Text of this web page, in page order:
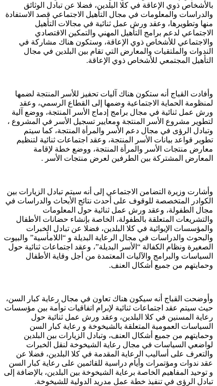
بالأشخاص ذوي الإعاقة في كلا البلدين، فضلا عن تبادل الوثائق
والدراسات والمعلومات في مجال التأهيل الاجتماعي قصد الاستفادة
منها وتطويرها، وعقد ورش عمل ثنائية في مجالات التأهيل
الاجتماعي لدعم برامج التأهيل المهني والتمكين الاقتصادي
والاجتماعي للأشخاص ذوي الإعاقة، وستكون هناك مشاركة في
الندوات والملتقيات والمعارض التي تقام بين البلدين في مجال
التأهيل المجتمعي للأشخاص ذوي الإعاقة.
وأفادت القباج أنه ستكون هناك آليات تحفيز للأسر المنتجة لضمها
لمنظومة الحماية الاجتماعية وضمها إلى القطاع الرسمي، وعقد
ورش عمل ثنائية في مجال برامج إدماج الأسر المنتجة، ووضع آلية
لتطوير مشروع الأسر المنتجة ومعايير تسجيل الأسر في المشروع ،
وتبادل الرؤى في مجال دعم الأسر والمرأة المنتجة، كما سيتم
تطوير قواعد بيانات الأسر المنتجة، وعقد اجتماعات ثنائية لتنظيم
معارض منتجات الأسر والمرأة المنتجة، ووضع خطة لإقامة
المعارض المشتركة بين الطرفين لعرض منتجات الأسر .
وأشارت وزيرة التضامن الاجتماعي إلى أنه سيتم تبادل الزيارات بين
الكوادر المتخصصة للوقوف على أحدث نتائج الأبحاث والدراسات في
مجال الطفولة، وعقد ورش عمل ثنائية حول المعلومات
والتشريعات المتعلقة بالطفولة، الخاصة بإنشاء حضانات الأطفال
والمؤسسات الإيوائية في كلا البلدين، فضلا عن تبادل الخبرات
والبحوث والدراسات في مجال الرعاية البديلة و “اللامأسية” والبيوت
الصغيرة ونظام الكفالة “الأسر البديلة”، وعقد اجتماعات ثنائية حول
السياسات والبرامج والآليات المعتمدة من أجل وقاية الأطفال
وحمايتهم من جميع أشكال العنف.
وأوضحت القباج أنه سيكون هناك تعاون في مجال رعاية كبار السن،
حيث سيتم عقد اجتماعات ثنائية لإبرام اتفاقيات توأمة بين مؤسسات
رعاية المسنين في كلا البلدين، وعقد ورش عمل ثنائية حول
السياسات العمومية المتعلقة بالشيخوخة و رعاية كبار السن
وحمايتهم من جميع أشكال العنف، وتبادل الزيارات بين البلدين
لواضعي السياسات في مجال رعاية الشيخوخة لنقل الخبرات
والتعرف على أساليب الرعاية المقدمة في كلا البلدين، فضلا عن
عقد ندوات ومؤتمرات وأيام دراسية للقائمين على رعاية كبار السن
و توحيد المفاهيم الخاصة برعاية الشيخوخة بين البلدين، بالإضافة إلى
تبادل الرؤى في تنفيذ خطة عمل مدريد الدولية للشيخوخة.